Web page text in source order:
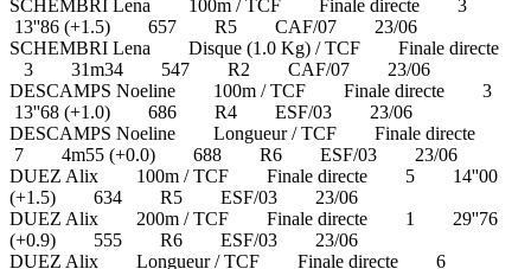
SCHEMBRI Lena 100m / TCF Finale directe 3
13''86 (+1.5) 657 R5 CAF/07 23/06
SCHEMBRI Lena Disque (1.0 Kg) / TCF Finale directe
3 31m34 547 R2 CAF/07 23/06
DESCAMPS Noeline 100m / TCF Finale directe 3
13''68 (+1.0) 686 R4 ESF/03 23/06
DESCAMPS Noeline Longueur / TCF Finale directe
7 4m55 (+0.0) 688 R6 ESF/03 23/06
DUEZ Alix 100m / TCF Finale directe 5 14''00
(+1.5) 634 R5 ESF/03 23/06
DUEZ Alix 200m / TCF Finale directe 1 29''76
(+0.9) 555 R6 ESF/03 23/06
DUEZ Alix Longueur / TCF Finale directe 6